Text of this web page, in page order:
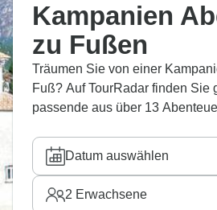
Kampanien
zu Fußen
Träumen Sie von einer
Fuß? Auf TourRadar finden Sie
passende aus über 13
Datum auswählen
2 Erwachsene